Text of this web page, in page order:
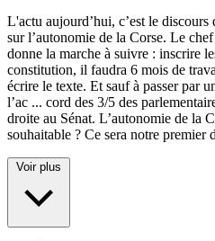
L'actu aujourd’hui, c’est le
sur l’autonomie de la Corse. Le
donne la marche à suivre : inscrire
constitution, il faudra 6 mois de
écrire le texte. Et sauf à passer par
l’ac ... cord des 3/5 des
droite au Sénat. L’autonomie de la
souhaitable ? Ce sera notre premier
Voir plus